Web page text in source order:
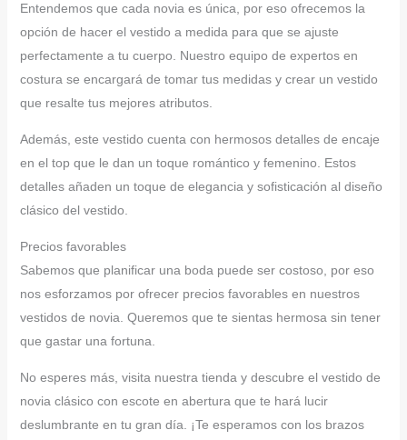
Entendemos que cada novia es única, por eso ofrecemos la
opción de hacer el vestido a medida para que se ajuste
perfectamente a tu cuerpo. Nuestro equipo de expertos en
costura se encargará de tomar tus medidas y crear un vestido
que resalte tus mejores atributos.
Además, este vestido cuenta con hermosos detalles de encaje
en el top que le dan un toque romántico y femenino. Estos
detalles añaden un toque de elegancia y sofisticación al diseño
clásico del vestido.
Precios favorables
Sabemos que planificar una boda puede ser costoso, por eso
nos esforzamos por ofrecer precios favorables en nuestros
vestidos de novia. Queremos que te sientas hermosa sin tener
que gastar una fortuna.
No esperes más, visita nuestra tienda y descubre el vestido de
novia clásico con escote en abertura que te hará lucir
deslumbrante en tu gran día. ¡Te esperamos con los brazos